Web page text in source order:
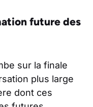
future des
sur la finale
plus large
dont ces